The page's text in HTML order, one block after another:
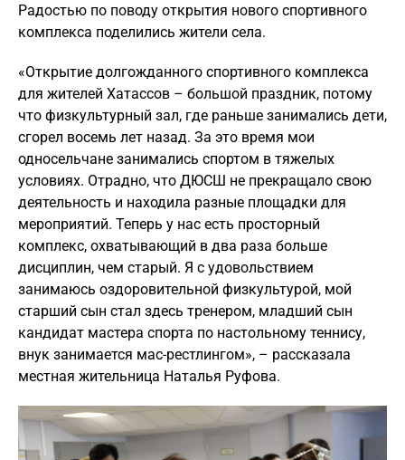
Радостью по поводу открытия нового спортивного
комплекса поделились жители села.
«Открытие долгожданного спортивного комплекса
для жителей Хатассов – большой праздник, потому
что физкультурный зал, где раньше занимались дети,
сгорел восемь лет назад. За это время мои
односельчане занимались спортом в тяжелых
условиях. Отрадно, что ДЮСШ не прекращало свою
деятельность и находила разные площадки для
мероприятий. Теперь у нас есть просторный
комплекс, охватывающий в два раза больше
дисциплин, чем старый. Я с удовольствием
занимаюсь оздоровительной физкультурой, мой
старший сын стал здесь тренером, младший сын
кандидат мастера спорта по настольному теннису,
внук занимается мас-рестлингом», – рассказала
местная жительница Наталья Руфова.